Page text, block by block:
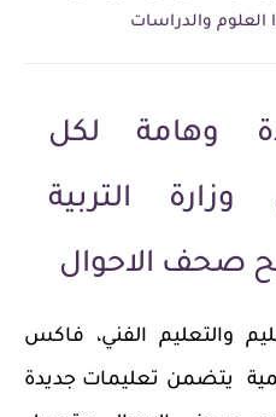
العلوم والدراسات
وهامة لكل
التربية
صحف الاحوال
والتعليم الفني، فاكس
يتضمن تعليمات جديدة